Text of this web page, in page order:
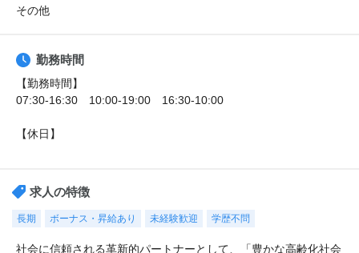
その他
勤務時間
【勤務時間】
07:30-16:30 10:00-19:00 16:30-10:00
【休日】
求人の特徴
長期 ボーナス・昇給あり 未経験歓迎 学歴不問
社会に信頼される革新的パートナーとして、「豊かな高齢化社会